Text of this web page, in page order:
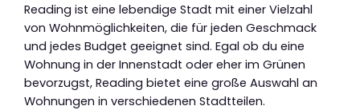
Reading ist eine lebendige Stadt mit einer Vielzahl
von Wohnmöglichkeiten, die für jeden Geschmack
und jedes Budget geeignet sind. Egal ob du eine
Wohnung in der Innenstadt oder eher im Grünen
bevorzugst, Reading bietet eine große Auswahl an
Wohnungen in verschiedenen Stadtteilen.